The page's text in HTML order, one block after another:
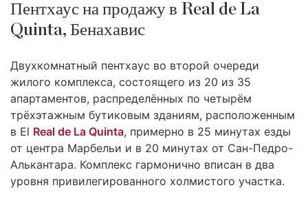
Пентхаус на продажу в Real de La
Quinta, Бенахавис
Двухкомнатный пентхаус во второй очереди
жилого комплекса, состоящего из 20 из 35
апартаментов, распределённых по четырём
трёхэтажным бутиковым зданиям, расположенным
в El Real de La Quinta, примерно в 25 минутах езды
от центра Марбельи и в 20 минутах от Сан-Педро-
Алькантара. Комплекс гармонично вписан в два
уровня привилегированного холмистого участка.